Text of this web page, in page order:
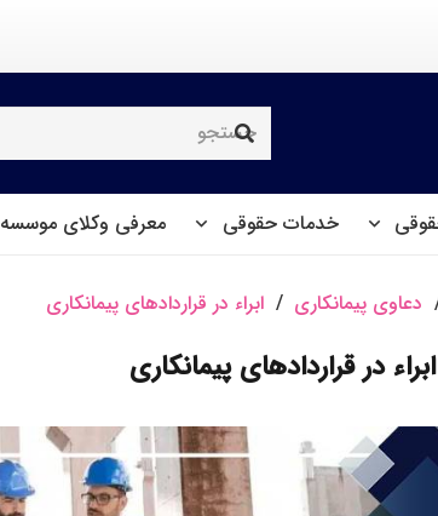
خدمات حقوقی معرفی وکلای موسسه
دعاوی پیمانکاری / ابراء در قراردادهای پیمانکاری
ابراء در قراردادهای پیمانکاری